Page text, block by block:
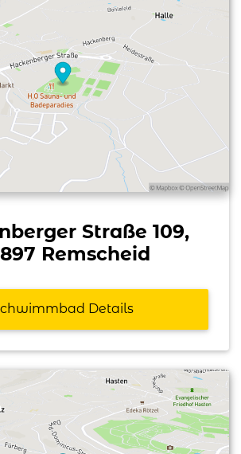
Straße 109,
Remscheid
Details